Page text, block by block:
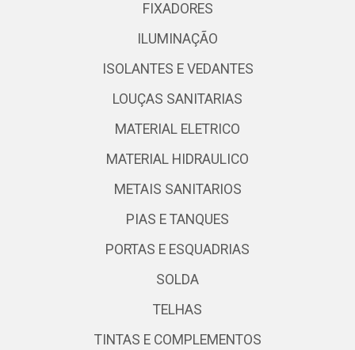
FIXADORES
ILUMINAÇÃO
ISOLANTES E VEDANTES
LOUÇAS SANITARIAS
MATERIAL ELETRICO
MATERIAL HIDRAULICO
METAIS SANITARIOS
PIAS E TANQUES
PORTAS E ESQUADRIAS
SOLDA
TELHAS
TINTAS E COMPLEMENTOS